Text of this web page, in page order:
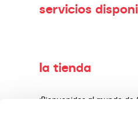
servicios
la tienda
¡Bienvenidos al mundo
producir y vender